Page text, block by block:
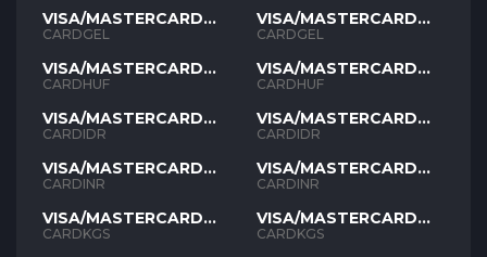
VISA/MASTERCARD
GEL
CARDGEL
VISA/MASTERCARD
HUF
CARDHUF
VISA/MASTERCARD
IDR
CARDIDR
VISA/MASTERCARD
INR
CARDINR
VISA/MASTERCARD
KGS
CARDKGS
VISA/MASTERCARD
GEL
CARDGEL
VISA/MASTERCARD
HUF
CARDHUF
VISA/MASTERCARD
IDR
CARDIDR
VISA/MASTERCARD
INR
CARDINR
VISA/MASTERCARD
KGS
CARDKGS